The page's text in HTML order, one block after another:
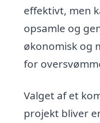
effektivt, men
opsamle og
økonomisk og
for
Valget af et
projekt bliver